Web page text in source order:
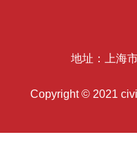
地址：上海
Copyright © 2021